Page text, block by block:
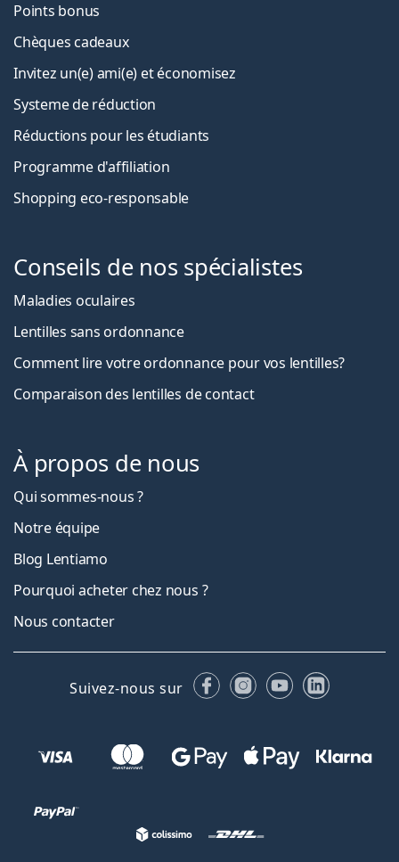
Points bonus
Chèques cadeaux
Invitez un(e) ami(e) et économisez
Systeme de réduction
Réductions pour les étudiants
Programme d'affiliation
Shopping eco-responsable
Conseils de nos spécialistes
Maladies oculaires
Lentilles sans ordonnance
Comment lire votre ordonnance pour vos lentilles?
Comparaison des lentilles de contact
À propos de nous
Qui sommes-nous ?
Notre équipe
Blog Lentiamo
Pourquoi acheter chez nous ?
Nous contacter
Suivez-nous sur FacebookInstagram
YouTubeLinkedIn